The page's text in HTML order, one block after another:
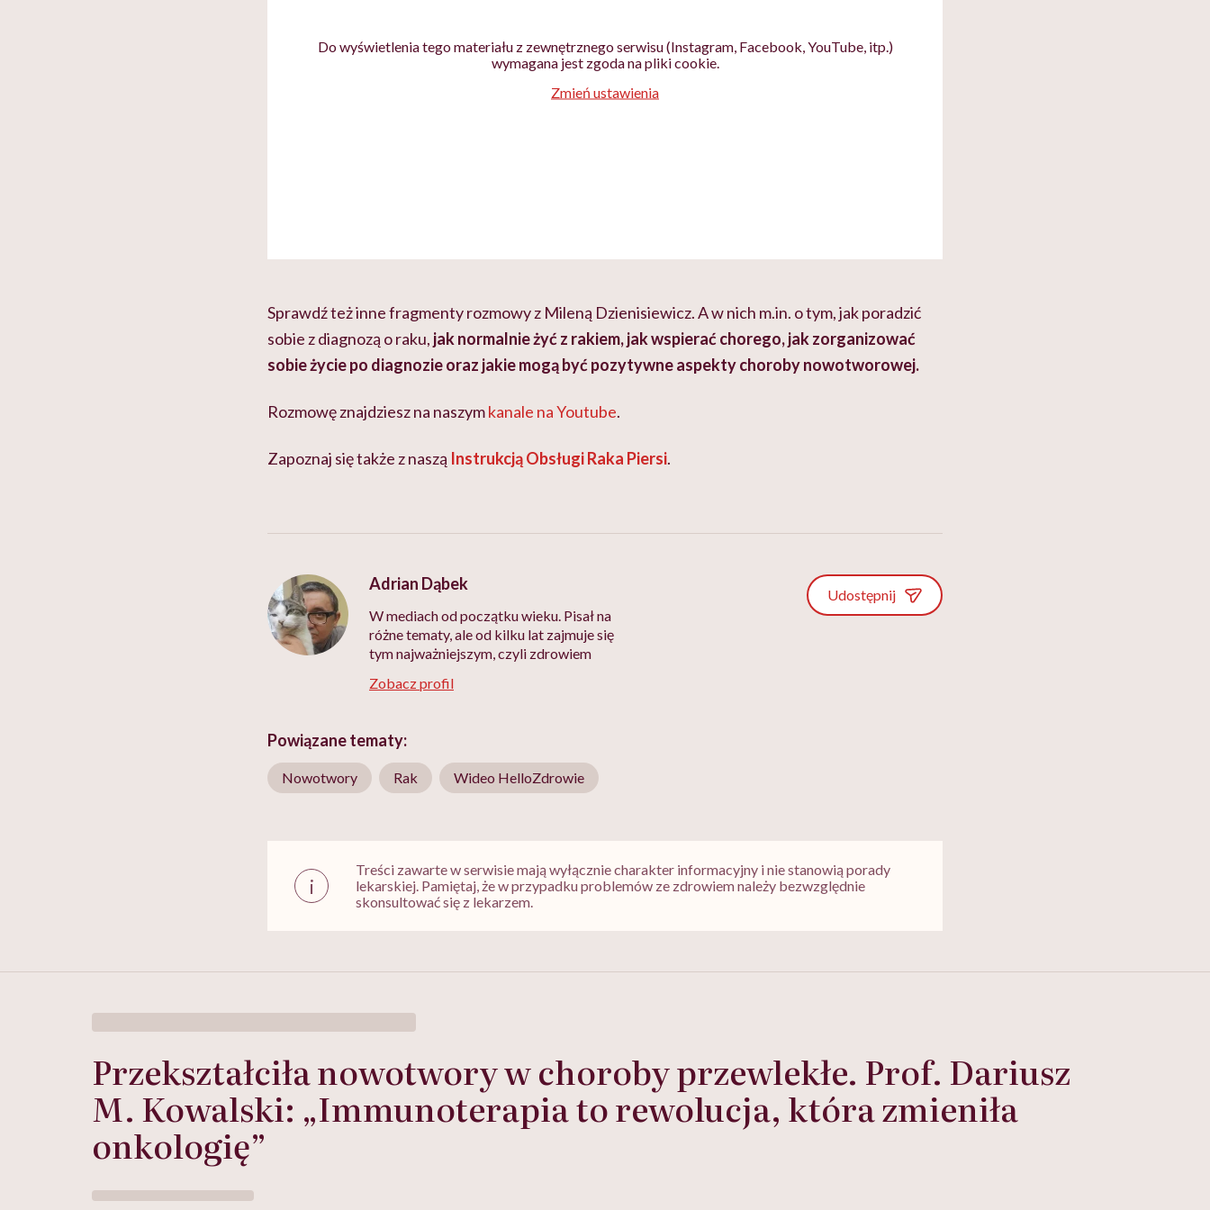
Do wyświetlenia tego materiału z zewnętrznego serwisu (Instagram, Facebook, YouTube, itp.)
wymagana jest zgoda na pliki cookie.
Zmień ustawienia
Sprawdź też inne fragmenty rozmowy z Mileną Dzienisiewicz. A w nich m.in. o tym, jak poradzić
sobie z diagnozą o raku, jak normalnie żyć z rakiem, jak wspierać chorego, jak zorganizować
sobie życie po diagnozie oraz jakie mogą być pozytywne aspekty choroby nowotworowej.
Rozmowę znajdziesz na naszymkanale na Youtube.
Zapoznaj się także z naszą Instrukcją Obsługi Raka Piersi.
Adrian Dąbek
W mediach od początku wieku. Pisał na
różne tematy, ale od kilku lat zajmuje się
tym najważniejszym, czyli zdrowiem
Zobacz profil
Udostępnij
Powiązane tematy:
Nowotwory Rak Wideo HelloZdrowie
i
Treści zawarte w serwisie mają wyłącznie charakter informacyjny i nie stanowią porady
lekarskiej. Pamiętaj, że w przypadku problemów ze zdrowiem należy bezwzględnie
skonsultować się z lekarzem.
Przekształciła nowotwory w choroby przewlekłe. Prof. Dariusz
M. Kowalski: „Immunoterapia to rewolucja, która zmieniła
onkologię”